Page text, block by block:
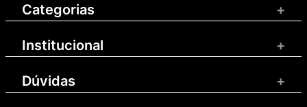
Categorias +
Institucional +
Dúvidas +